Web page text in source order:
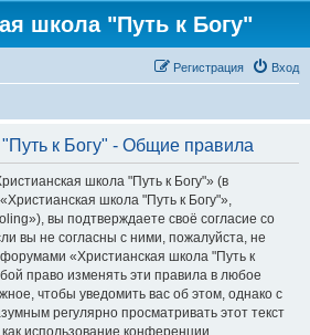
школа "Путь к Богу"
Вход
Регистрация
к Богу" - Общие правила
школа "Путь к Богу"» (в
школа "Путь к Богу"»,
вы подтверждаете своё согласие со
вы не согласны с ними, пожалуйста, не
«Христианская школа "Путь к
право изменять эти правила в любое
чтобы уведомить вас об этом, однако с
регулярно просматривать этот текст
использование конференции